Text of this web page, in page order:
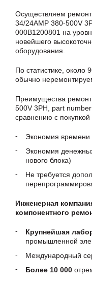
Осуществляем ремонт
34/24AMP 380-500V
000B1200801 на
новейшего
оборудования.
По статистике, около
обычно
Преимущества
500V 3PH, part
сравнению с покупкой
Экономия времени
Экономия
нового блока)
Не требуется
Инженерная
компонентного
Крупнейшая
промышленной
Международный
Более 10 000